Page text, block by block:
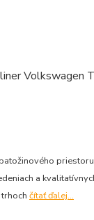
a
čítať ďalej...